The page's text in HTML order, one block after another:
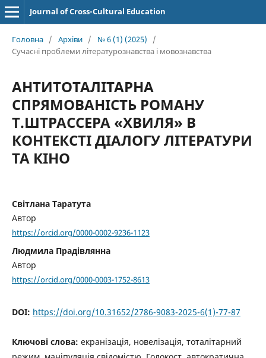
Journal of Cross-Cultural Education
Головна / Архіви / № 6 (1) (2025)
/
Сучасні проблеми літературознавства і мовознавства
АНТИТОТАЛІТАРНА
СПРЯМОВАНІСТЬ РОМАНУ
Т.ШТРАССЕРА «ХВИЛЯ» В
КОНТЕКСТІ ДІАЛОГУ ЛІТЕРАТУРИ
ТА КІНО
Світлана Таратута
Автор
https://orcid.org/0000-0002-9236-1123
Людмила Прадівлянна
Автор
https://orcid.org/0000-0003-1752-8613
DOI: https://doi.org/10.31652/2786-9083-2025-6(1)-77-87
Ключові слова: екранізація, новелізація, тоталітарний